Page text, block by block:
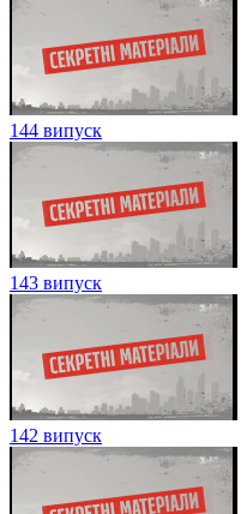
144 випуск
143 випуск
142 випуск